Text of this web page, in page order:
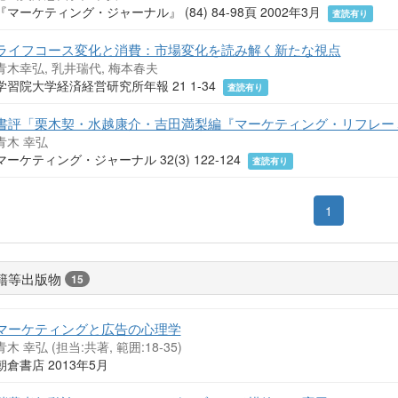
マーケティング・ジャーナル』 (84) 84-98頁 2002年3月
査読有り
イフコース変化と消費：市場変化を読み解く新たな視点
木幸弘, 乳井瑞代, 梅本春夫
習院大学経済経営研究所年報 21 1-34
査読有り
評「栗木契・水越康介・吉田満梨編『マーケティング・リフレー
木 幸弘
ーケティング・ジャーナル 32(3) 122-124
査読有り
1
等出版物 15
ーケティングと広告の心理学
木 幸弘 (担当:共著, 範囲:18-35)
倉書店 2013年5月